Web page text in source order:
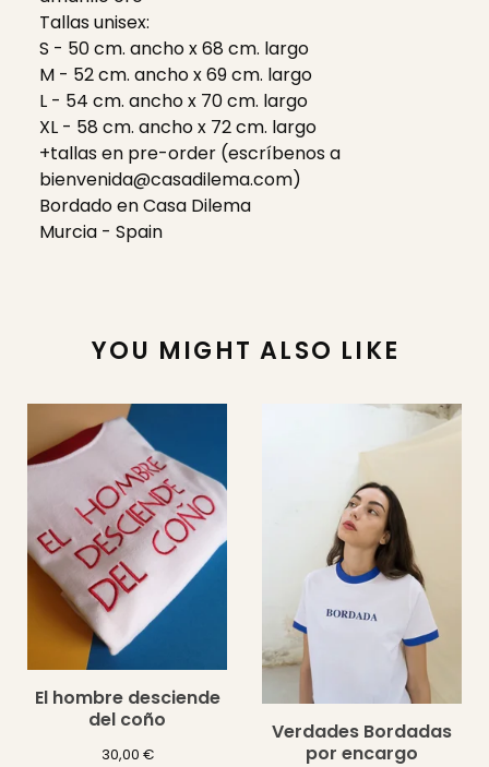
Tallas unisex:
S - 50 cm. ancho x 68 cm. largo
M - 52 cm. ancho x 69 cm. largo
L - 54 cm. ancho x 70 cm. largo
XL - 58 cm. ancho x 72 cm. largo
+tallas en pre-order (escríbenos a
bienvenida@casadilema.com)
Bordado en Casa Dilema
Murcia - Spain
YOU MIGHT ALSO LIKE
El hombre desciende
del coño
30,00 €
Verdades Bordadas
por encargo